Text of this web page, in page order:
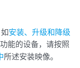
安装、升级和降级
功能的设备，请按照
所述安装映像。